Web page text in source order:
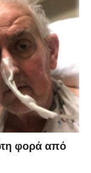
φορά από